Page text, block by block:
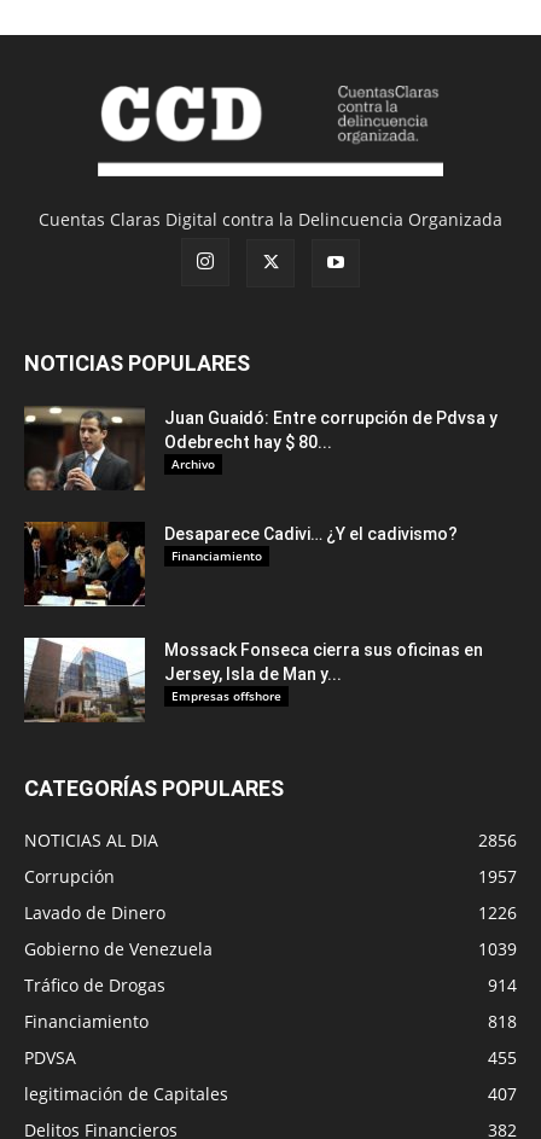
Cuentas Claras Digital contra la Delincuencia Organizada
NOTICIAS POPULARES
Juan Guaidó: Entre corrupción de Pdvsa y
Odebrecht hay $ 80...
Archivo
Desaparece Cadivi… ¿Y el cadivismo?
Financiamiento
Mossack Fonseca cierra sus oficinas en
Jersey, Isla de Man y...
Empresas offshore
CATEGORÍAS POPULARES
NOTICIAS AL DIA
2856
Corrupción
1957
Lavado de Dinero
1226
Gobierno de Venezuela
1039
Tráfico de Drogas
914
Financiamiento
818
PDVSA
455
legitimación de Capitales
407
Delitos Financieros
382